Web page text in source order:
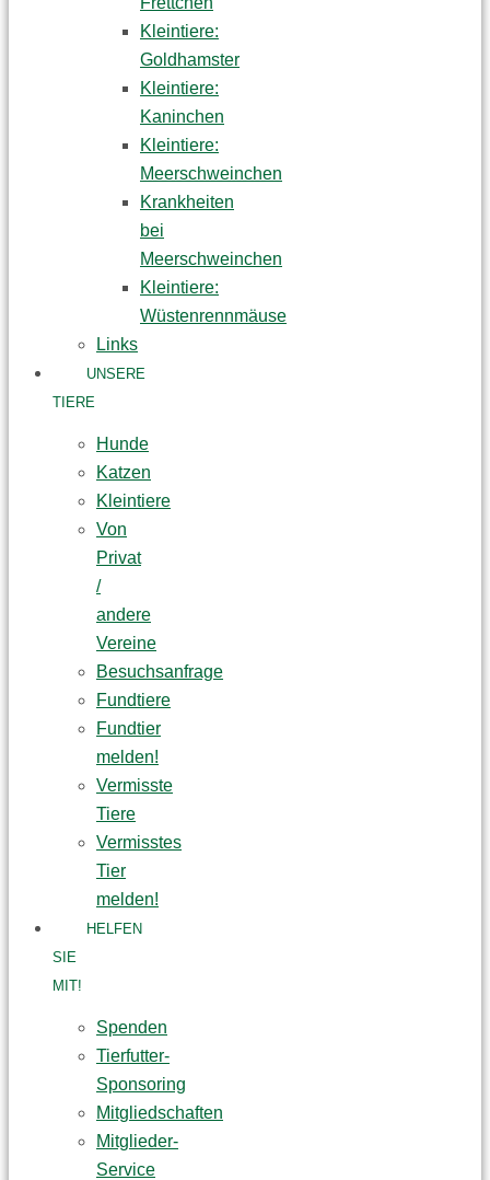
Kleintiere:
Goldhamster
Kleintiere:
Kaninchen
Kleintiere:
Meerschweinchen
Krankheiten
bei
Meerschweinchen
Kleintiere:
Wüstenrennmäuse
Links
UNSERE
TIERE
Hunde
Katzen
Kleintiere
Von
Privat
/
andere
Vereine
Besuchsanfrage
Fundtiere
Fundtier
melden!
Vermisste
Tiere
Vermisstes
Tier
melden!
HELFEN
SIE
MIT!
Spenden
Tierfutter-
Sponsoring
Mitgliedschaften
Mitglieder-
Service